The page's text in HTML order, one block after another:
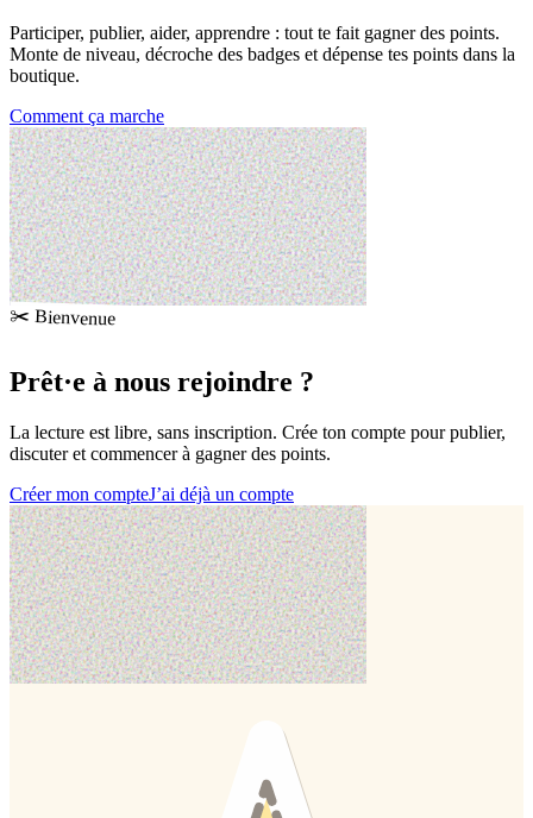
Participer, publier, aider, apprendre : tout te fait gagner des points.
Monte de niveau, décroche des badges et dépense tes points dans la
boutique.
Comment ça marche
✂️ Bienvenue
Prêt·e à nous rejoindre ?
La lecture est libre, sans inscription. Crée ton compte pour publier,
discuter et commencer à gagner des points.
Créer mon compteJ’ai déjà un compte